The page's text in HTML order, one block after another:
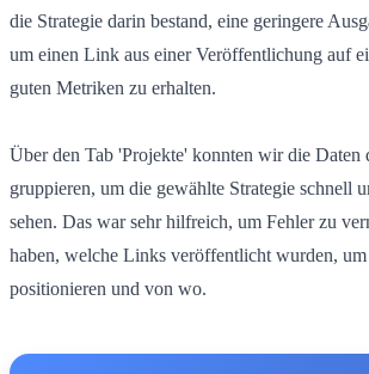
die Strategie darin bestand, eine geringere
um einen Link aus einer Veröffentlichung auf
guten Metriken zu erhalten.
Über den Tab 'Projekte' konnten wir die Daten
gruppieren, um die gewählte Strategie schnell
sehen. Das war sehr hilfreich, um Fehler zu
haben, welche Links veröffentlicht wurden, um
positionieren und von wo.